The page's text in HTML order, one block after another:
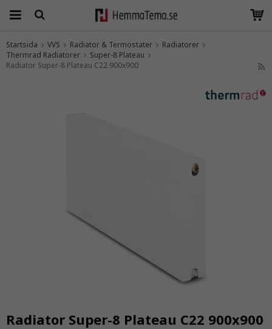
Produkten har blivit tillagd i varukorgen
Startsida VVS Radiator & Termostater
Radiatorer
Thermrad Radiatorer
Super-8 Plateau
Radiator Super-8 Plateau C22 900x900
Radiator Super-8 Plateau C22 900x900